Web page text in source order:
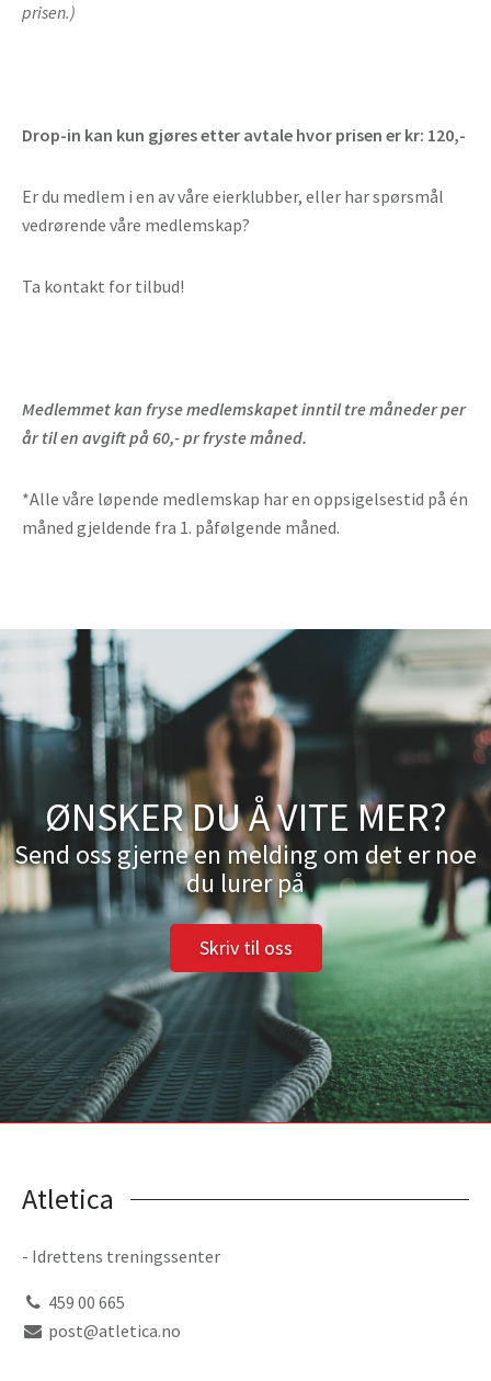
prisen.)
Drop-in kan kun gjøres etter avtale hvor prisen er kr: 120,-
Er du medlem i en av våre eierklubber, eller har spørsmål
vedrørende våre medlemskap?
Ta kontakt for tilbud!
Medlemmet kan fryse medlemskapet inntil tre måneder per
år til en avgift på 60,- pr fryste måned.
*Alle våre løpende medlemskap har en oppsigelsestid på én
måned gjeldende fra 1. påfølgende måned.
ØNSKER DU Å VITE MER?
Send oss gjerne en melding om det er noe
du lurer på
Skriv til oss
Atletica
- Idrettens treningssenter
459 00 665
post@atletica.no